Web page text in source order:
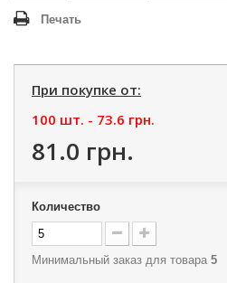
Печать
При покупке от:
100 шт. - 73.6 грн.
81.0 грн.
Количество
Минимальный заказ для товара 5